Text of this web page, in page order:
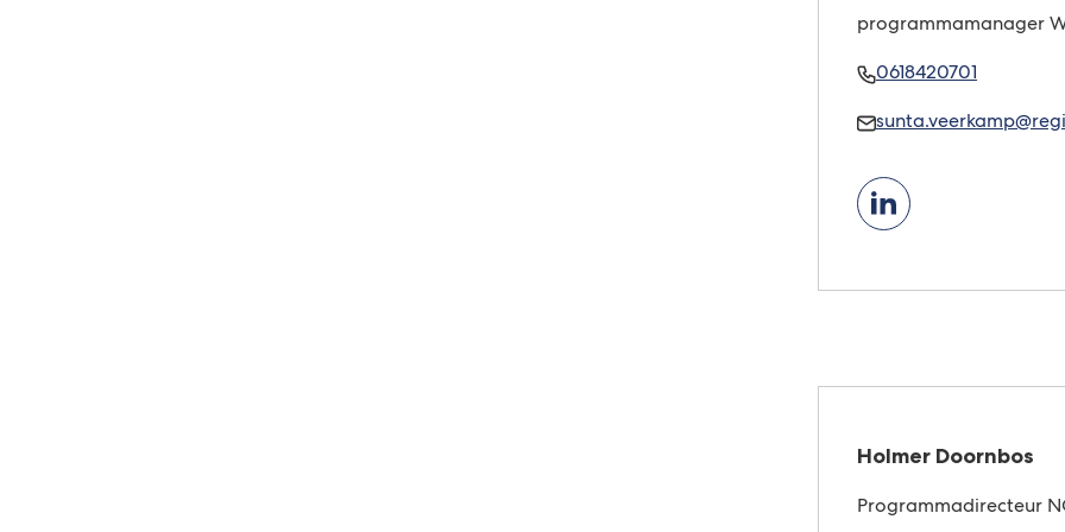
programmamanager
Bel
Veerkamp
0618420701
een
Mail
Veerkamp
Holmer Doornbos
Programmadirecteur